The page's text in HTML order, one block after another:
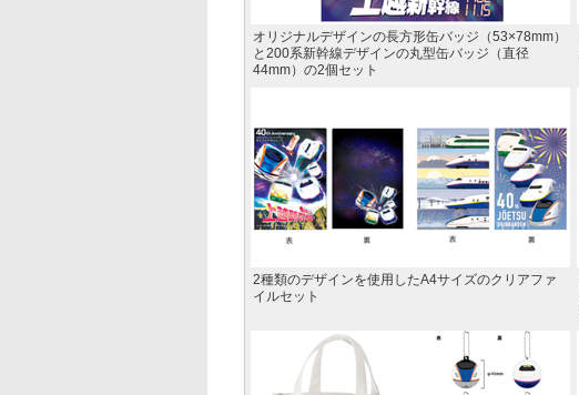
オリジナルデザインの長方形缶バッジ（53×78mm）
と200系新幹線デザインの丸型缶バッジ（直径
44mm）の2個セット
2種類のデザインを使用したA4サイズのクリアファ
イルセット